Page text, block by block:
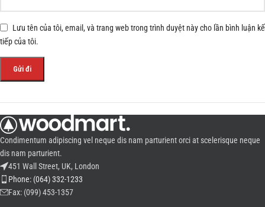
Lưu tên của tôi, email, và trang web trong trình duyệt này cho lần bình luận kế
tiếp của tôi.
Condimentum adipiscing vel neque dis nam parturient orci at scelerisque neque
dis nam parturient.
451 Wall Street, UK, London
Phone: (064) 332-1233
Fax: (099) 453-1357